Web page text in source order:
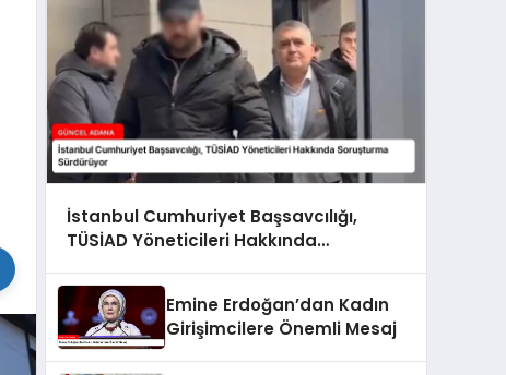
İstanbul Cumhuriyet Başsavcılığı,
TÜSİAD Yöneticileri Hakkında
Emine Erdoğan’dan Kadın
Girişimcilere Önemli Mesaj